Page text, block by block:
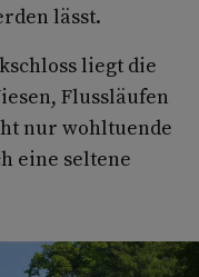
lässt.
liegt die
Flussläufen
nur wohltuende
eine seltene